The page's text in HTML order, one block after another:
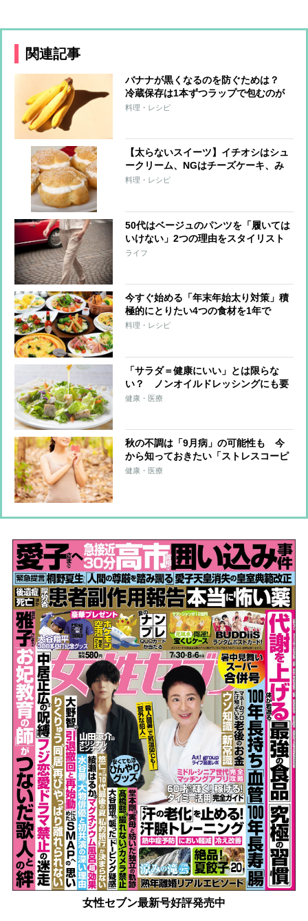
関連記事
バナナが黒くなるのを防ぐためは？
冷蔵保存は1本ずつラップで包むのが
おすすめ
料理・レシピ
【太らないスイーツ】イチオシはシュ
ークリーム、NGはチーズケーキ、み
たらし団子
料理・レシピ
50代はベージュのパンツを「履いては
いけない」2つの理由をスタイリスト
が解説
ライフ
今すぐ始める「年末年始太り対策」積
極的にとりたい4つの食材を1年で
24kg減量した専門家が解説
料理・レシピ
「サラダ＝健康にいい」とは限らな
い？ ノンオイルドレッシングにも要
注意「糖質多いことも」
健康・医療
秋の不調は「9月病」の可能性も 今
から知っておきたい「ストレスコーピ
ング」や「栗」など食材による対策
健康・医療
女性セブン最新号好評発売中